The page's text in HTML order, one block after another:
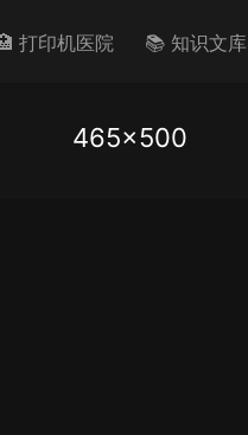
打印机医院 📚 知识文库
465×500